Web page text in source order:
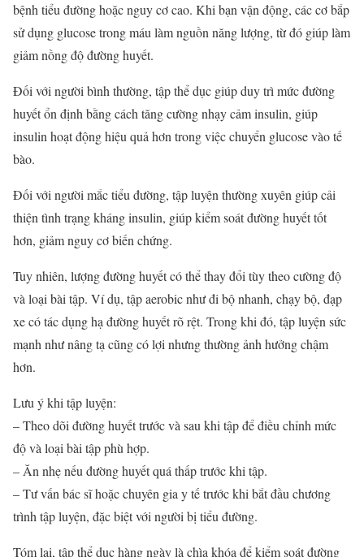
bệnh tiểu đường hoặc nguy cơ cao. Khi bạn vận động, các cơ bắp
sử dụng glucose trong máu làm nguồn năng lượng, từ đó giúp làm
giảm nồng độ đường huyết.
Đối với người bình thường, tập thể dục giúp duy trì mức đường
huyết ổn định bằng cách tăng cường nhạy cảm insulin, giúp
insulin hoạt động hiệu quả hơn trong việc chuyển glucose vào tế
bào.
Đối với người mắc tiểu đường, tập luyện thường xuyên giúp cải
thiện tình trạng kháng insulin, giúp kiểm soát đường huyết tốt
hơn, giảm nguy cơ biến chứng.
Tuy nhiên, lượng đường huyết có thể thay đổi tùy theo cường độ
và loại bài tập. Ví dụ, tập aerobic như đi bộ nhanh, chạy bộ, đạp
xe có tác dụng hạ đường huyết rõ rệt. Trong khi đó, tập luyện sức
mạnh như nâng tạ cũng có lợi nhưng thường ảnh hưởng chậm
hơn.
Lưu ý khi tập luyện:
– Theo dõi đường huyết trước và sau khi tập để điều chỉnh mức
độ và loại bài tập phù hợp.
– Ăn nhẹ nếu đường huyết quá thấp trước khi tập.
– Tư vấn bác sĩ hoặc chuyên gia y tế trước khi bắt đầu chương
trình tập luyện, đặc biệt với người bị tiểu đường.
Tóm lại, tập thể dục hàng ngày là chìa khóa để kiểm soát đường